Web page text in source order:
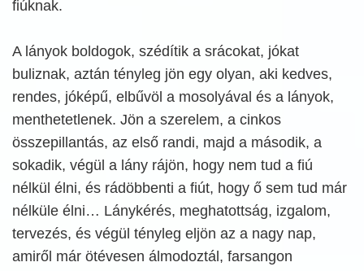
fiúknak.
A lányok boldogok, szédítik a srácokat, jókat
buliznak, aztán tényleg jön egy olyan, aki kedves,
rendes, jóképű, elbűvöl a mosolyával és a lányok,
menthetetlenek. Jön a szerelem, a cinkos
összepillantás, az első randi, majd a második, a
sokadik, végül a lány rájön, hogy nem tud a fiú
nélkül élni, és rádöbbenti a fiút, hogy ő sem tud már
nélküle élni… Lánykérés, meghatottság, izgalom,
tervezés, és végül tényleg eljön az a nagy nap,
amiről már ötévesen álmodoztál, farsangon